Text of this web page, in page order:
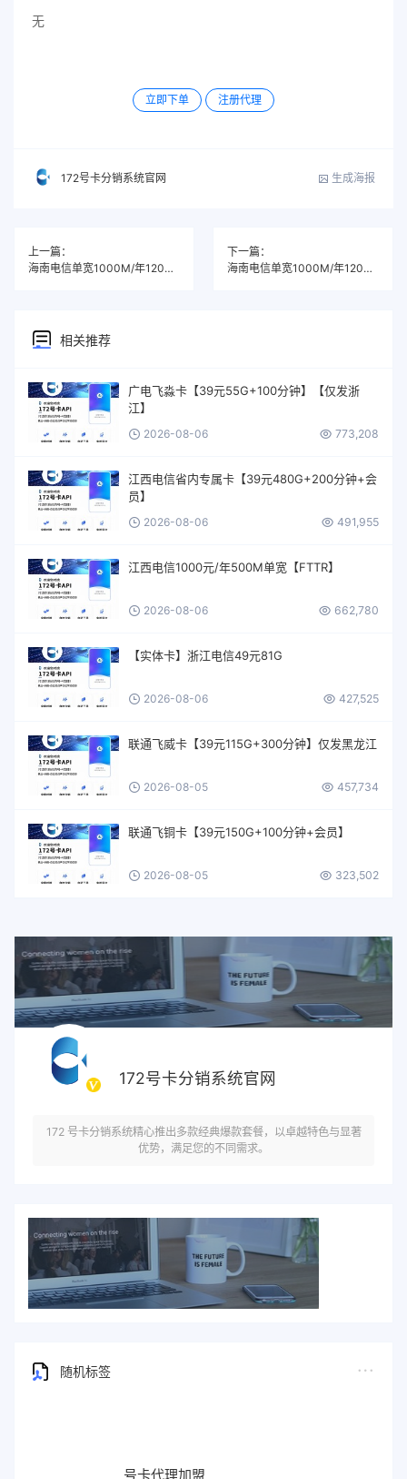
无
立即下单 注册代理
172号卡分销系统官网 生成海报
上一篇：
海南电信单宽1000M/年1200元
下一篇：
海南电信单宽1000M/年1200元
相关推荐
广电飞淼卡【39元55G+100分钟】【仅发浙
江】
2026-08-06 773,208
江西电信省内专属卡【39元480G+200分钟+会
员】
2026-08-06 491,955
江西电信1000元/年500M单宽【FTTR】
2026-08-06 662,780
【实体卡】浙江电信49元81G
2026-08-06 427,525
联通飞威卡【39元115G+300分钟】仅发黑龙江
2026-08-05 457,734
联通飞铜卡【39元150G+100分钟+会员】
2026-08-05 323,502
172号卡分销系统官网
172 号卡分销系统精心推出多款经典爆款套餐，以卓越特色与显著
优势，满足您的不同需求。
随机标签
号卡代理加盟